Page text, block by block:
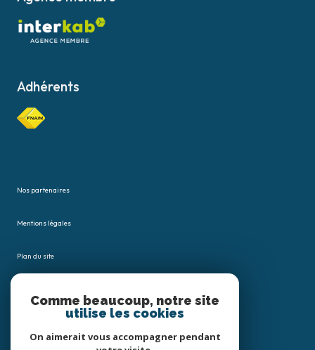
Adhérents
Nos partenaires
Mentions légales
Plan du site
Comme beaucoup, notre site
utilise les cookies
On aimerait vous accompagner pendant